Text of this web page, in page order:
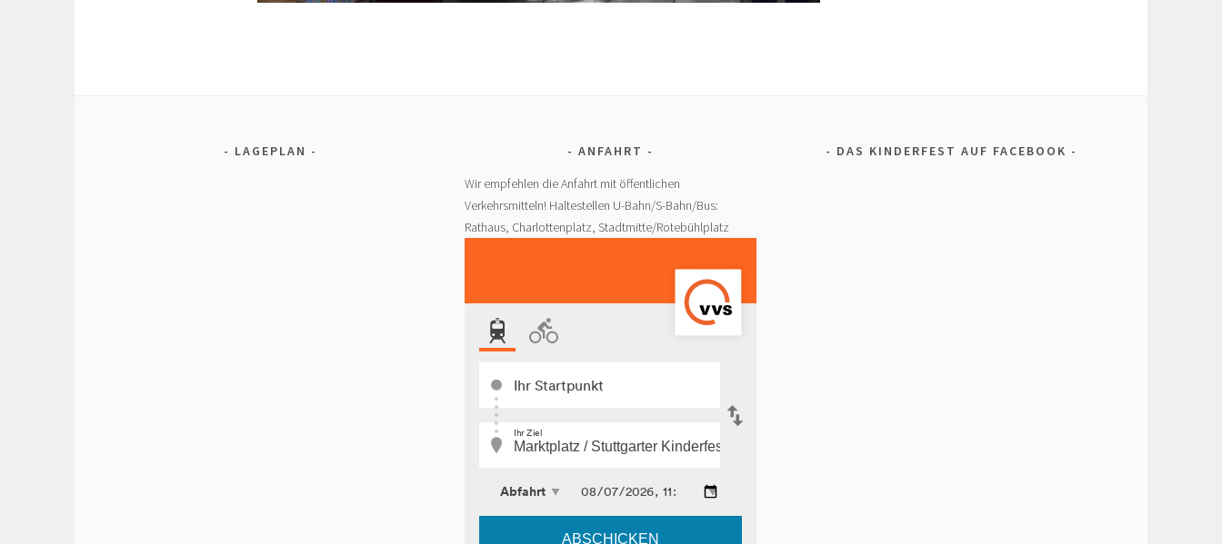
LAGEPLAN
ANFAHRT
Wir empfehlen die Anfahrt mit öffentlichen
Verkehrsmitteln! Haltestellen U-Bahn/S-Bahn/Bus:
Rathaus, Charlottenplatz, Stadtmitte/Rotebühlplatz
DAS KINDERFEST AUF FACEBOOK